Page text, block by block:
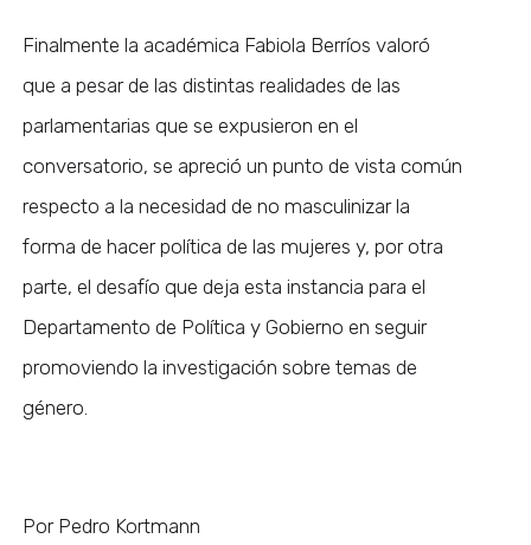
Finalmente la académica Fabiola Berríos valoró
que a pesar de las distintas realidades de las
parlamentarias que se expusieron en el
conversatorio, se apreció un punto de vista común
respecto a la necesidad de no masculinizar la
forma de hacer política de las mujeres y, por otra
parte, el desafío que deja esta instancia para el
Departamento de Política y Gobierno en seguir
promoviendo la investigación sobre temas de
género.
Por Pedro Kortmann